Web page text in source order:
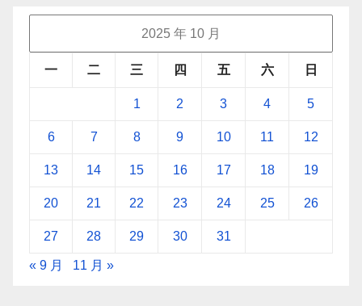
2025 年 10 月
一 二 三 四 五 六 日
1 2 3 4 5
6 7 8 9 10 11 12
13 14 15 16 17 18 19
20 21 22 23 24 25 26
27 28 29 30 31
« 9 月 11 月 »